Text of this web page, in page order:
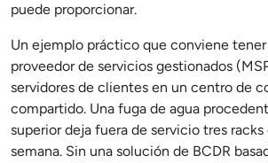
puede proporcionar.
Un ejemplo práctico que conviene
proveedor de servicios gestionados
servidores de clientes en un centro de
compartido. Una fuga de agua
superior deja fuera de servicio tres
semana. Sin una solución de BCDR